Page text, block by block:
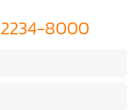
2234-8000